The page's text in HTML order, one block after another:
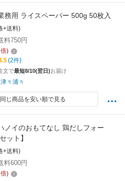
務用 ライスペーパー 500g 50枚入
+送料)
料750円
倍)
(2件)
文で最短8/10(翌日)お届け
々浦々
同じ商品を安い順で見る
ノイのおもてなし 鶏だしフォー
ット】
+送料)
料600円
倍)